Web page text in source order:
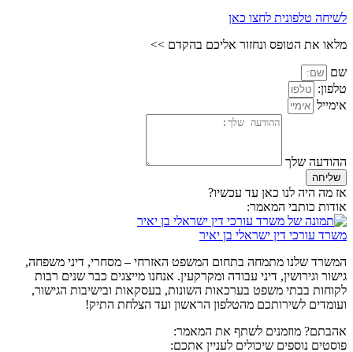
לשיחה טלפונית לחצו כאן
מלאו את הטופס ונחזור אליכם בהקדם >>
שם
טלפון:
אימייל
ההודעה שלך
שליחה
אז מה היה לנו כאן עד עכשיו?
אודות כותבי המאמר:
משרד עורכי דין ישראלי בן יאיר
המשרד שלנו מתמחה בתחום המשפט האזרחי – מסחרי, דיני משפחה,
גישור וגירושין, דיני עבודה ומקרקעין. אנחנו מייצגים כבר שנים רבות
לקוחות בבתי משפט בערכאות השונות, בעסקאות ובישיבות הגישור,
ועומדים לשירותכם מהטלפון הראשון ועד הצלחת התיק!
אהבתם? מוזמנים לשתף את המאמר:
פוסטים נוספים שיכולים לעניין אתכם: